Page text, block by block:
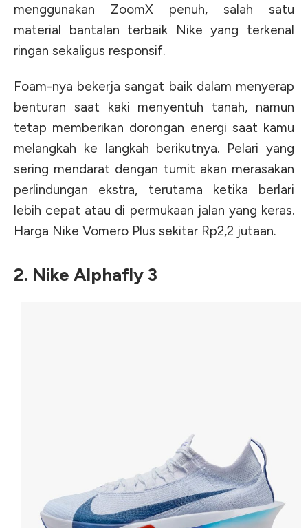
menggunakan ZoomX penuh, salah satu
material bantalan terbaik Nike yang terkenal
ringan sekaligus responsif.
Foam-nya bekerja sangat baik dalam menyerap
benturan saat kaki menyentuh tanah, namun
tetap memberikan dorongan energi saat kamu
melangkah ke langkah berikutnya. Pelari yang
sering mendarat dengan tumit akan merasakan
perlindungan ekstra, terutama ketika berlari
lebih cepat atau di permukaan jalan yang keras.
Harga Nike Vomero Plus sekitar Rp2,2 jutaan.
2. Nike Alphafly 3